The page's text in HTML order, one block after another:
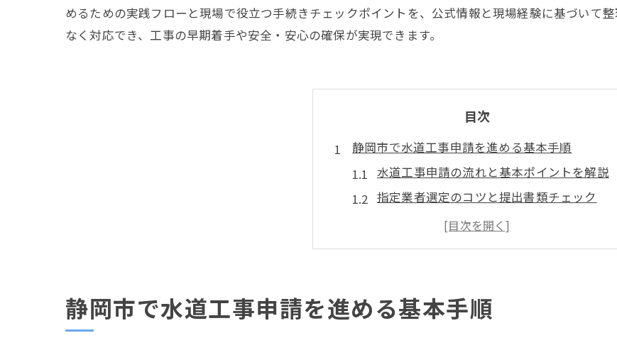
めるための実践フローと現場で役立つ手続きチェックポイントを、公式情報と現場経験に基づいて
なく対応でき、工事の早期着手や安全・安心の確保が実現できます。
目次
静岡市で水道工事申請を進める基本手順
水道工事申請の流れと基本ポイントを解説
指定業者選定のコツと提出書類チェック
静岡市水道局ホームページ活用術の紹介
申請漏れを防ぐための手順と注意事項
工事申請をスムーズに進めるための準備とは
水道工事申請前の必要書類リスト確認法
静岡市で水道工事申請を進める基本手順